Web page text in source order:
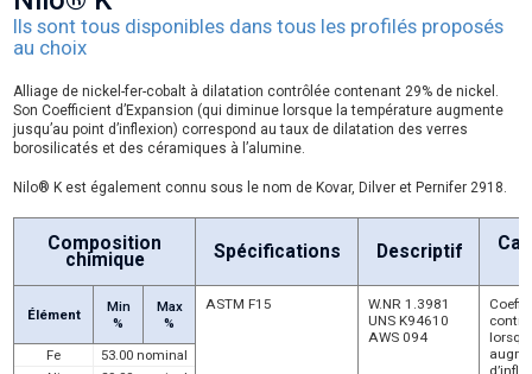
Ils sont tous disponibles dans tous les profilés proposés
au choix
Alliage de nickel-fer-cobalt à dilatation contrôlée contenant 29% de nickel.
Son Coefficient d’Expansion (qui diminue lorsque la température augmente
jusqu’au point d’inflexion) correspond au taux de dilatation des verres
borosilicatés et des céramiques à l’alumine.
Nilo® K est également connu sous le nom de Kovar, Dilver et Pernifer 2918.
Composition
chimique Spécifications Descriptif
Élément
Min
%
Max
%
Fe
53.00 nominal
ASTM F15
W.NR 1.3981
UNS K94610
AWS 094